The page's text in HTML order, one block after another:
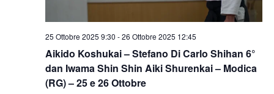
25 Ottobre 2025 9:30 -26 Ottobre 2025 12:45
Aikido Koshukai – Stefano Di Carlo Shihan 6°
dan Iwama Shin Shin Aiki Shurenkai – Modica
(RG) – 25 e 26 Ottobre